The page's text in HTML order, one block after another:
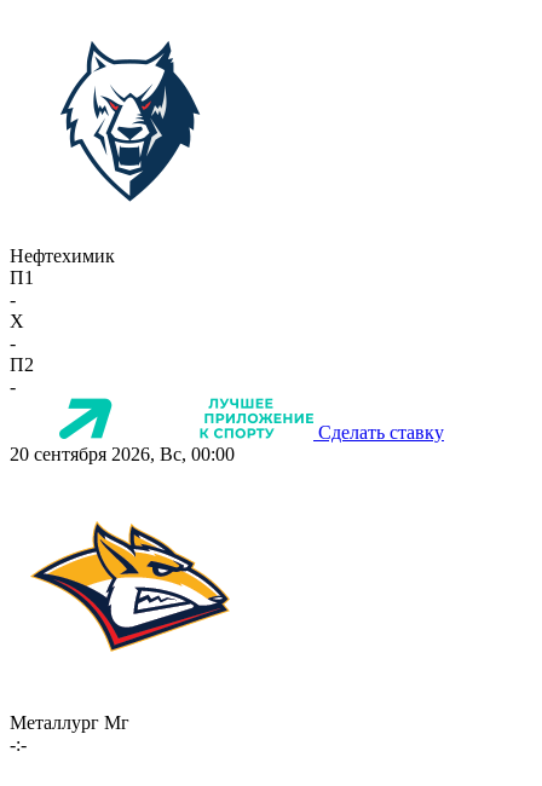
Нефтехимик
П1
-
X
-
П2
-
Сделать ставку
20 сентября 2026, Вс, 00:00
Металлург Мг
-:-